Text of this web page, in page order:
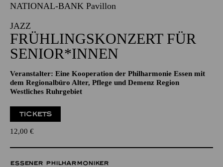
08.04.2027
11:00 - 12:00
NATIONAL-BANK Pavillon
JAZZ
FRÜHLINGS­KONZERT FÜR
SENIOR*INNEN
dem Regionalbüro Alter, Pflege und Demenz Region
Westliches Ruhrgebiet
12,00€